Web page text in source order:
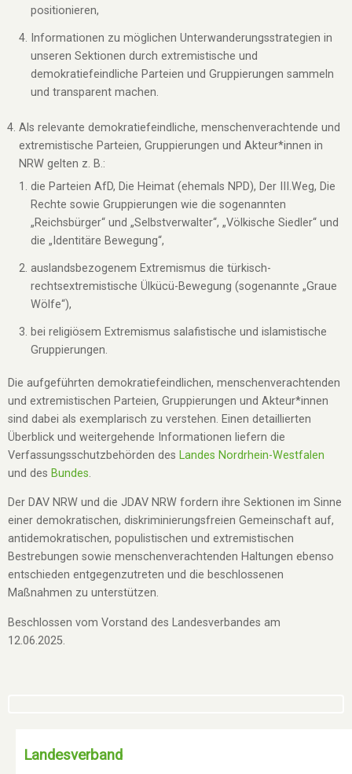
positionieren,
Informationen zu möglichen Unterwanderungsstrategien in
unseren Sektionen durch extremistische und
demokratiefeindliche Parteien und Gruppierungen sammeln
und transparent machen.
Als relevante demokratiefeindliche, menschenverachtende und
extremistische Parteien, Gruppierungen und Akteur*innen in
NRW gelten z. B.:
die Parteien AfD, Die Heimat (ehemals NPD), Der III.Weg, Die
Rechte sowie Gruppierungen wie die sogenannten
„Reichsbürger“ und „Selbstverwalter“, „Völkische Siedler“ und
die „Identitäre Bewegung“,
auslandsbezogenem Extremismus die türkisch-
rechtsextremistische Ülkücü-Bewegung (sogenannte „Graue
Wölfe“),
bei religiösem Extremismus salafistische und islamistische
Gruppierungen.
Die aufgeführten demokratiefeindlichen, menschenverachtenden
und extremistischen Parteien, Gruppierungen und Akteur*innen
sind dabei als exemplarisch zu verstehen. Einen detaillierten
Überblick und weitergehende Informationen liefern die
Verfassungsschutzbehörden des Landes Nordrhein-Westfalen
und des Bundes.
Der DAV NRW und die JDAV NRW fordern ihre Sektionen im Sinne
einer demokratischen, diskriminierungsfreien Gemeinschaft auf,
antidemokratischen, populistischen und extremistischen
Bestrebungen sowie menschenverachtenden Haltungen ebenso
entschieden entgegenzutreten und die beschlossenen
Maßnahmen zu unterstützen.
Beschlossen vom Vorstand des Landesverbandes am
12.06.2025.
Landesverband